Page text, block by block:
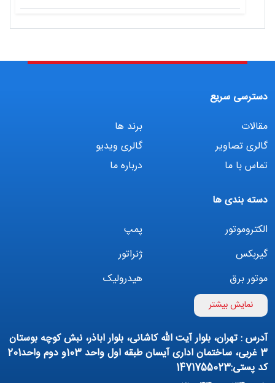
دسترسی سریع
مقالات
برند ها
گالری تصاویر
گالری ویدیو
تماس با ما
درباره ما
دسته بندی ها
الکتروموتور
پمپ
گیربکس
ژنراتور
موتور برق
هیدرولیک
اینورتر
تهویه مطبوع
پمپ هواده
پمپ وکیوم
فیلتراسیون و تصفیه
نمایش بیشتر
آدرس : تهران، بلوار آیت الله کاشانی، بلوار اباذر، نبش کوچه بوستان
3 غربی، ساختمان اداری آیسان طبقه اول واحد 103و دوم واحد201
کد پستی:1471755023